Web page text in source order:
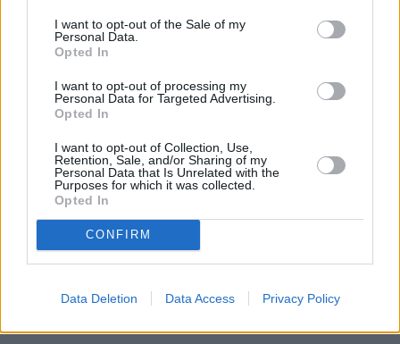
I want to opt-out of the Sale of my
Personal Data.
Opted In
I want to opt-out of processing my
Personal Data for Targeted Advertising.
Opted In
I want to opt-out of Collection, Use,
Retention, Sale, and/or Sharing of my
Personal Data that Is Unrelated with the
Purposes for which it was collected.
Opted In
CONFIRM
Data Deletion Data Access Privacy Policy
O webu parabola.cz •O souborech cookies•
Dovolená u moře•Bazény